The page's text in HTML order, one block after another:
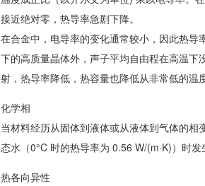
接近绝对零，热导率急剧下降。
在合金中，电导率的变化通常较小，因此热
下的高质量晶体外，声子平均自由程在高温
射，热导率降低，热容量也降低从非常低的温
化学相
当材料经历从固体到液体或从液体到气体的
态水（0°C 时的热导率为 0.56 W/(m·K)）时
热各向异性